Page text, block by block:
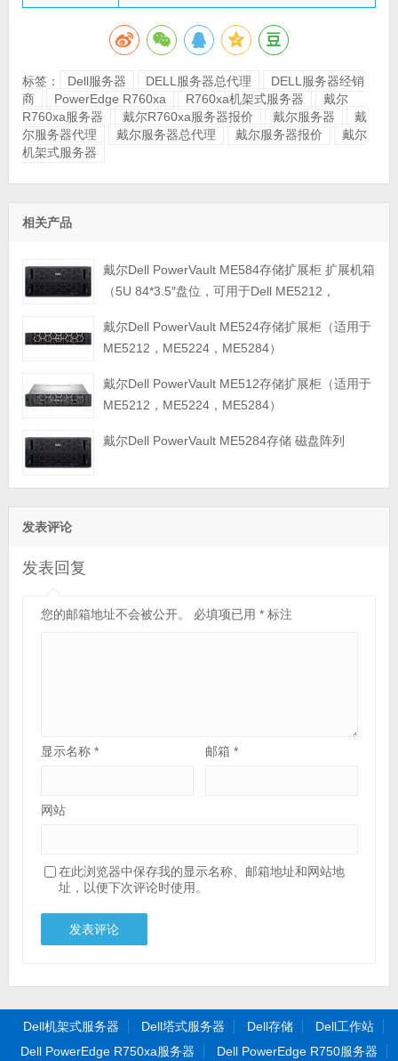
标签： Dell服务器 DELL服务器总代理
DELL服务器经销
商
PowerEdge R760xa R760xa机架式服务器
戴尔
R760xa服务器
戴尔R760xa服务器报价 戴尔服务器
戴
尔服务器代理
戴尔服务器总代理 戴尔服务器报价
戴尔
机架式服务器
相关产品
戴尔Dell PowerVault ME584存储扩展柜 扩展机箱
（5U 84*3.5″盘位，可用于Dell ME5212，
戴尔Dell PowerVault ME524存储扩展柜（适用于
ME5212，ME5224，ME5284）
戴尔Dell PowerVault ME512存储扩展柜（适用于
ME5212，ME5224，ME5284）
戴尔Dell PowerVault ME5284存储 磁盘阵列
发表评论
发表回复
您的邮箱地址不会被公开。 必填项已用 *标注
显示名称 * 邮箱*
网站
在此浏览器中保存我的显示名称、邮箱地址和网站地
址，以便下次评论时使用。
Dell机架式服务器 Dell塔式服务器 Dell存储
Dell工作站
Dell PowerEdge R750xa服务器
Dell PowerEdge R750服务器